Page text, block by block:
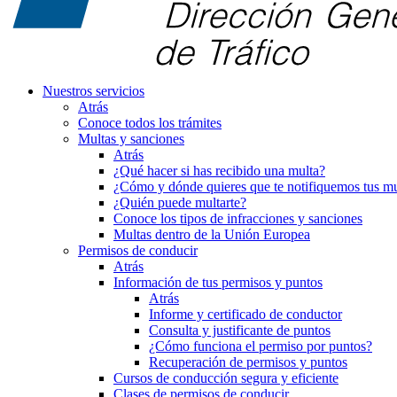
Nuestros servicios
Atrás
Conoce todos los trámites
Multas y sanciones
Atrás
¿Qué hacer si has recibido una multa?
¿Cómo y dónde quieres que te notifiquemos tus
¿Quién puede multarte?
Conoce los tipos de infracciones y sanciones
Multas dentro de la Unión Europea
Permisos de conducir
Atrás
Información de tus permisos y puntos
Atrás
Informe y certificado de conductor
Consulta y justificante de puntos
¿Cómo funciona el permiso por puntos?
Recuperación de permisos y puntos
Cursos de conducción segura y eficiente